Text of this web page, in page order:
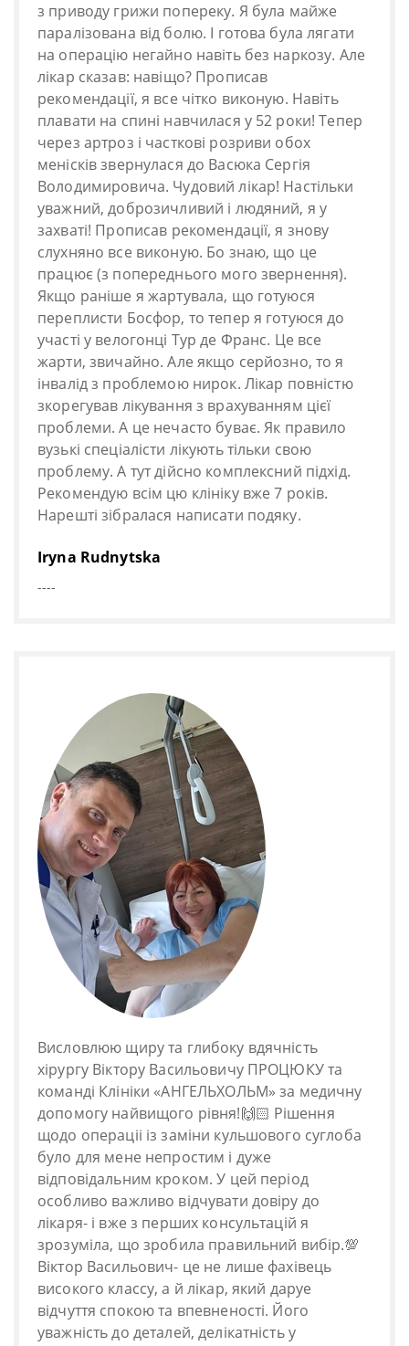
з приводу грижи попереку. Я була майже
паралізована від болю. І готова була лягати
на операцію негайно навіть без наркозу. Але
лікар сказав: навіщо? Прописав
рекомендації, я все чітко виконую. Навіть
плавати на спині навчилася у 52 роки! Тепер
через артроз і часткові розриви обох
менісків звернулася до Васюка Сергія
Володимировича. Чудовий лікар! Настільки
уважний, доброзичливий і людяний, я у
захваті! Прописав рекомендації, я знову
слухняно все виконую. Бо знаю, що це
працює (з попереднього мого звернення).
Якщо раніше я жартувала, що готуюся
переплисти Босфор, то тепер я готуюся до
участі у велогонці Тур де Франс. Це все
жарти, звичайно. Але якщо серйозно, то я
інвалід з проблемою нирок. Лікар повністю
зкорегував лікування з врахуванням цієї
проблеми. А це нечасто буває. Як правило
вузькі спеціалісти лікують тільки свою
проблему. А тут дійсно комплексний підхід.
Рекомендую всім цю клініку вже 7 років.
Нарешті зібралася написати подяку.
Iryna Rudnytska
----
Висловлюю щиру та глибоку вдячнiсть
хiрургу Вiктору Васильовичу ПРОЦЮКУ та
командi Клiнiки «АНГЕЛЬХОЛЬМ» за медичну
допомогу найвищого рiвня!🙌🏻 Рiшення
щодо операцii iз замiни кульшового суглоба
було для мене непростим i дуже
вiдповiдальним кроком. У цей перiод
особливо важливо вiдчувати довiру до
лiкаря- i вже з перших консультацiй я
зрозумiла, що зробила правильний вибiр.💯
Вiктор Васильович- це не лише фахiвець
високого классу, а й лiкар, який даруе
вiдчуття спокою та впевненостi. Його
уважнiсть до деталей, делiкатнiсть у